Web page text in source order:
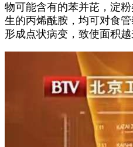
物可能含有的苯并芘，淀
生的丙烯酰胺，均可对食
形成点状病变，致使面积